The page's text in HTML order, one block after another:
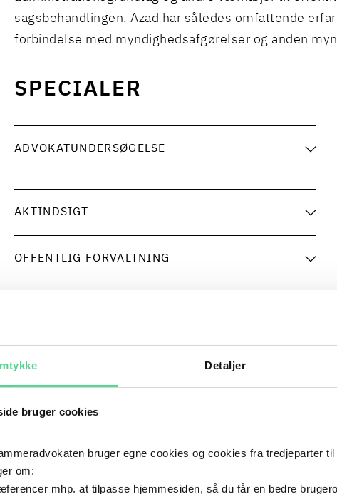
Detaljer
bruger cookies
bruger egne cookies og cookies fra tredjeparter
om:
mhp. at tilpasse hjemmesiden, så du får en bedre
sagsbehandlingen. Azad har således omfattende
forbindelse med myndighedsafgørelser og anden
SPECIALER
ADVOKATUNDERSØGELSE
AKTINDSIGT
OFFENTLIG FORVALTNING
CV
UDDANNELSE
UDDANNELSE